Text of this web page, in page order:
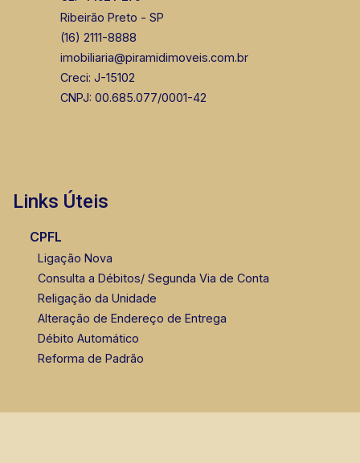
Ribeirão Preto - SP
(16) 2111-8888
imobiliaria@piramidimoveis.com.br
Creci: J-15102
CNPJ: 00.685.077/0001-42
Links Úteis
CPFL
Ligação Nova
Consulta a Débitos/ Segunda Via de Conta
Religação da Unidade
Alteração de Endereço de Entrega
Débito Automático
Reforma de Padrão